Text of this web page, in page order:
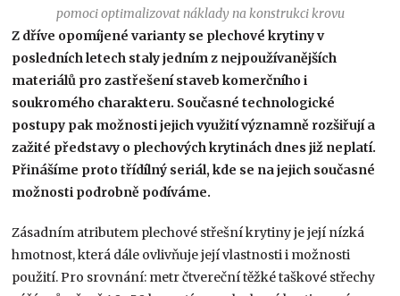
pomoci optimalizovat náklady na konstrukci krovu
Z dříve opomíjené varianty se plechové krytiny v
posledních letech staly jedním z nejpoužívanějších
materiálů pro zastřešení staveb komerčního i
soukromého charakteru. Současné technologické
postupy pak možnosti jejich využití významně rozšiřují a
zažité představy o plechových krytinách dnes již neplatí.
Přinášíme proto třídílný seriál, kde se na jejich současné
možnosti podrobně podíváme.
Zásadním atributem plechové střešní krytiny je její nízká
hmotnost, která dále ovlivňuje její vlastnosti i možnosti
použití. Pro srovnání: metr čtvereční těžké taškové střechy